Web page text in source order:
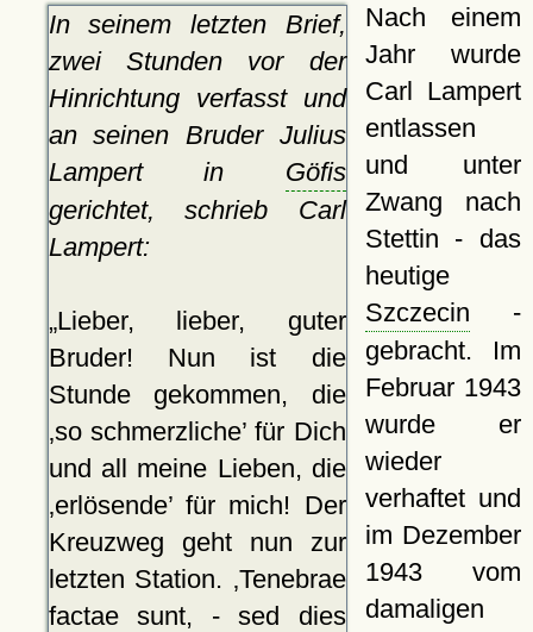
In seinem letzten Brief,
zwei Stunden vor der
Hinrichtung verfasst und
an seinen Bruder Julius
Lampert in Göfis
gerichtet, schrieb Carl
Lampert:
Lieber, lieber, guter
Bruder! Nun ist die
Stunde gekommen, die
so schmerzliche für Dich
und all meine Lieben, die
erlösendefür mich! Der
Kreuzweg geht nun zur
letzten Station. Tenebrae
factae sunt, - sed dies
Nach einem
Jahr wurde
Carl Lampert
entlassen
und unter
Zwang nach
Stettin - das
heutige
Szczecin -
gebracht. Im
Februar 1943
wurde er
wieder
verhaftet und
im Dezember
1943 vom
damaligen